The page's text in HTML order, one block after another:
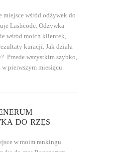
miejsce wśród odżywek do
Lashcode. Odżywka
wśród moich klientek,
kuracji. Jak działa
Przede wszystkim szybko,
pierwszym miesiącu.
–
DO RZĘS
w moim rankingu